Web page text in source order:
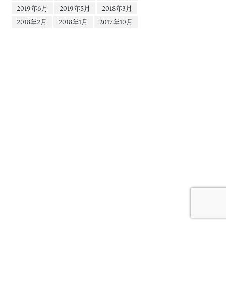
2019年6月
2019年5月
2018年3月
2018年2月
2018年1月 2017年10月